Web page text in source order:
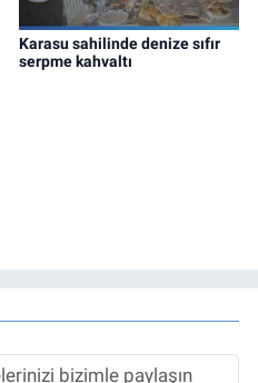
Karasu sahilinde denize sıfır
serpme kahvaltı